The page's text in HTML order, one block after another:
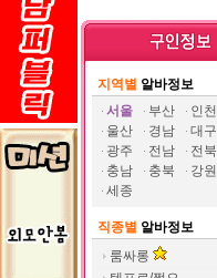
지역별 알바정보
서울
부산 인천
울산
경남 대구
광주
전남 전북
충남
충북 강원
세종
직종별 알바정보
룸싸롱